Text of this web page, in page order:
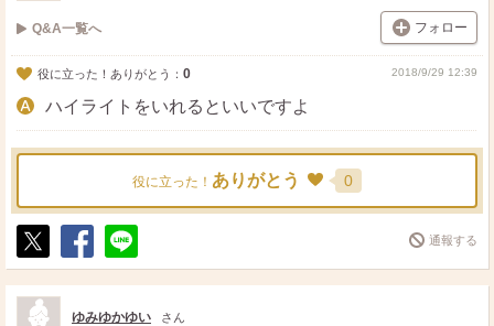
Q&A一覧へ フォロー
役に立った！ありがとう： 0 2018/9/29 12:39
ハイライトをいれるといいですよ
役に立った！ ありがとう 0
ポ
ス
ト
シ
ェ
送
る
通報する
ゆみゆかゆい さん